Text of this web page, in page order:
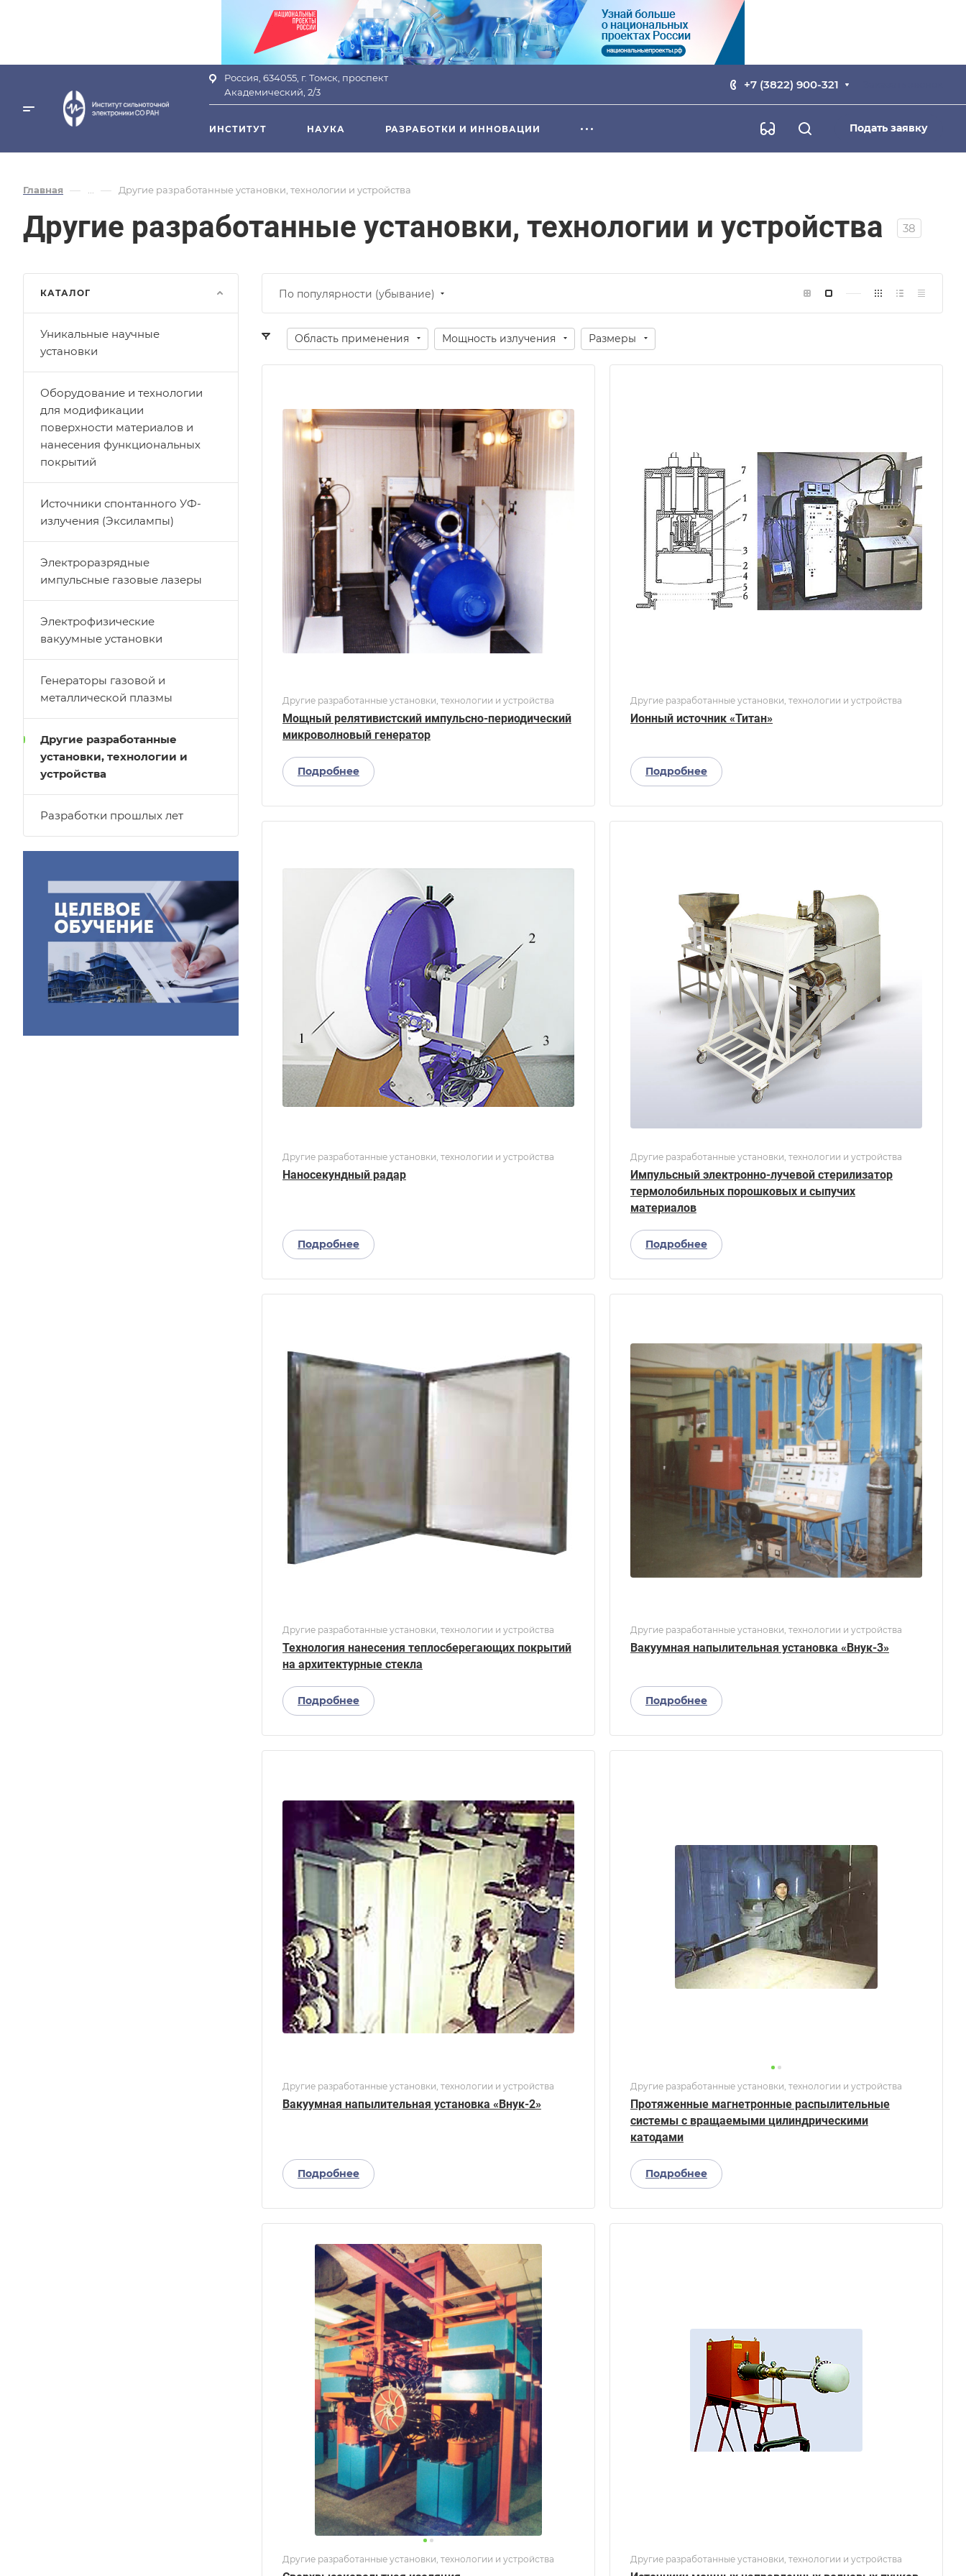
Россия, 634055, г. Томск, проспект
Академический, 2/3
+7 (3822) 900-321
ИНСТИТУТ НАУКА РАЗРАБОТКИ И ИННОВАЦИИ Подать заявку
Главная — — Другие разработанные установки, технологии и устройства
Другие разработанные установки, технологии и устройства 38
По популярности (убывание)
Область применения Мощность излучения Размеры
Другие разработанные установки, технологии и устройства
Мощный релятивистский импульсно-периодический
микроволновый генератор
Подробнее
Другие разработанные установки, технологии и устройства
Ионный источник «Титан»
Подробнее
Другие разработанные установки, технологии и устройства
Наносекундный радар
Подробнее
Другие разработанные установки, технологии и устройства
Импульсный электронно-лучевой стерилизатор
термолобильных порошковых и сыпучих
материалов
Подробнее
Другие разработанные установки, технологии и устройства
Технология нанесения теплосберегающих покрытий
на архитектурные стекла
Подробнее
Другие разработанные установки, технологии и устройства
Вакуумная напылительная установка «Внук-3»
Подробнее
Другие разработанные установки, технологии и устройства
Вакуумная напылительная установка «Внук-2»
Подробнее
Другие разработанные установки, технологии и устройства
Протяженные магнетронные распылительные
системы с вращаемыми цилиндрическими
катодами
Подробнее
Другие разработанные установки, технологии и устройства Другие разработанные установки, технологии и устройства
КАТАЛОГ
Уникальные научные
установки
Оборудование и технологии
для модификации
поверхности материалов и
нанесения функциональных
покрытий
Источники спонтанного УФ-
излучения (Эксилампы)
Электроразрядные
импульсные газовые лазеры
Электрофизические
вакуумные установки
Генераторы газовой и
металлической плазмы
Другие разработанные
установки, технологии и
устройства
Разработки прошлых лет